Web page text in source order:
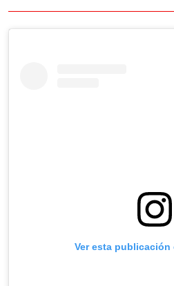
Ver esta publicación